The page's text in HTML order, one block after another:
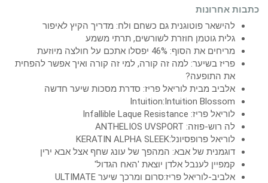
כתבות אחרונות
להישאר פוטוגנית גם כשחם ולח: מדריך הקיץ לאיפור
גלית גוטמן חוזרת לשורשים, תרתי משמע
מריחים את הסוף: 46% יפסלו אתכם על חולצה מיוזעת
פריז בשיער: למה זה קורה, למי זה קורה ואיך אפשר להפחית
את התופעה?
אלביב מבית לוריאל פריז: סדרת מסכות שיער חדשה
Intuition:Intuition Blossom
לוריאל פריז: Infallible Laque Resistance
לה רוש-פוזה: ANTHELIOS UVSPORT
לוריאל פרופסיונל:KERATIN ALPHA SLEEK
דוגמנית של אבא: המהפך של עונג שחף אצל אבא ירין
קמפיין לענבל אלדן יוצאת 'האח הגדול'
אלביב-לוריאל פריז:סרום ומרכך שיער ULTIMATE